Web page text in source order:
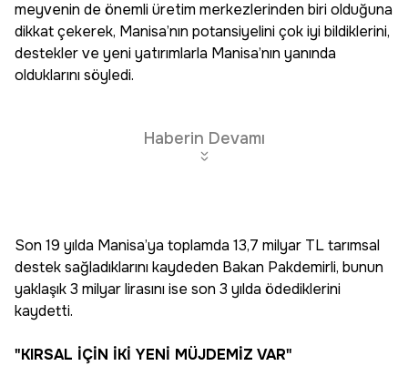
meyvenin de önemli üretim merkezlerinden biri olduğuna
dikkat çekerek, Manisa’nın potansiyelini çok iyi bildiklerini,
destekler ve yeni yatırımlarla Manisa’nın yanında
olduklarını söyledi.
Haberin Devamı
Son 19 yılda Manisa’ya toplamda 13,7 milyar TL tarımsal
destek sağladıklarını kaydeden Bakan Pakdemirli, bunun
yaklaşık 3 milyar lirasını ise son 3 yılda ödediklerini
kaydetti.
"KIRSAL İÇİN İKİ YENİ MÜJDEMİZ VAR"